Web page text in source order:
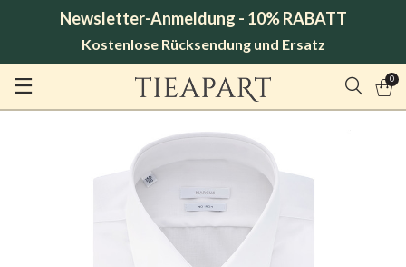
Newsletter-Anmeldung - 10% RABATT
Kostenlose Rücksendung und Ersatz
0